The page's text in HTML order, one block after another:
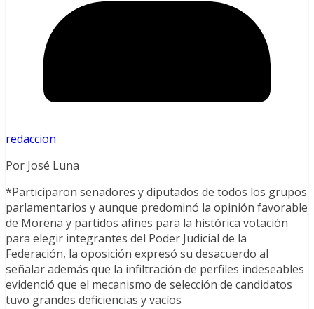
redaccion
Por José Luna
*Participaron senadores y diputados de todos los grupos
parlamentarios y aunque predominó la opinión favorable
de Morena y partidos afines para la histórica votación
para elegir integrantes del Poder Judicial de la
Federación, la oposición expresó su desacuerdo al
señalar además que la infiltración de perfiles indeseables
evidenció que el mecanismo de selección de candidatos
tuvo grandes deficiencias y vacíos